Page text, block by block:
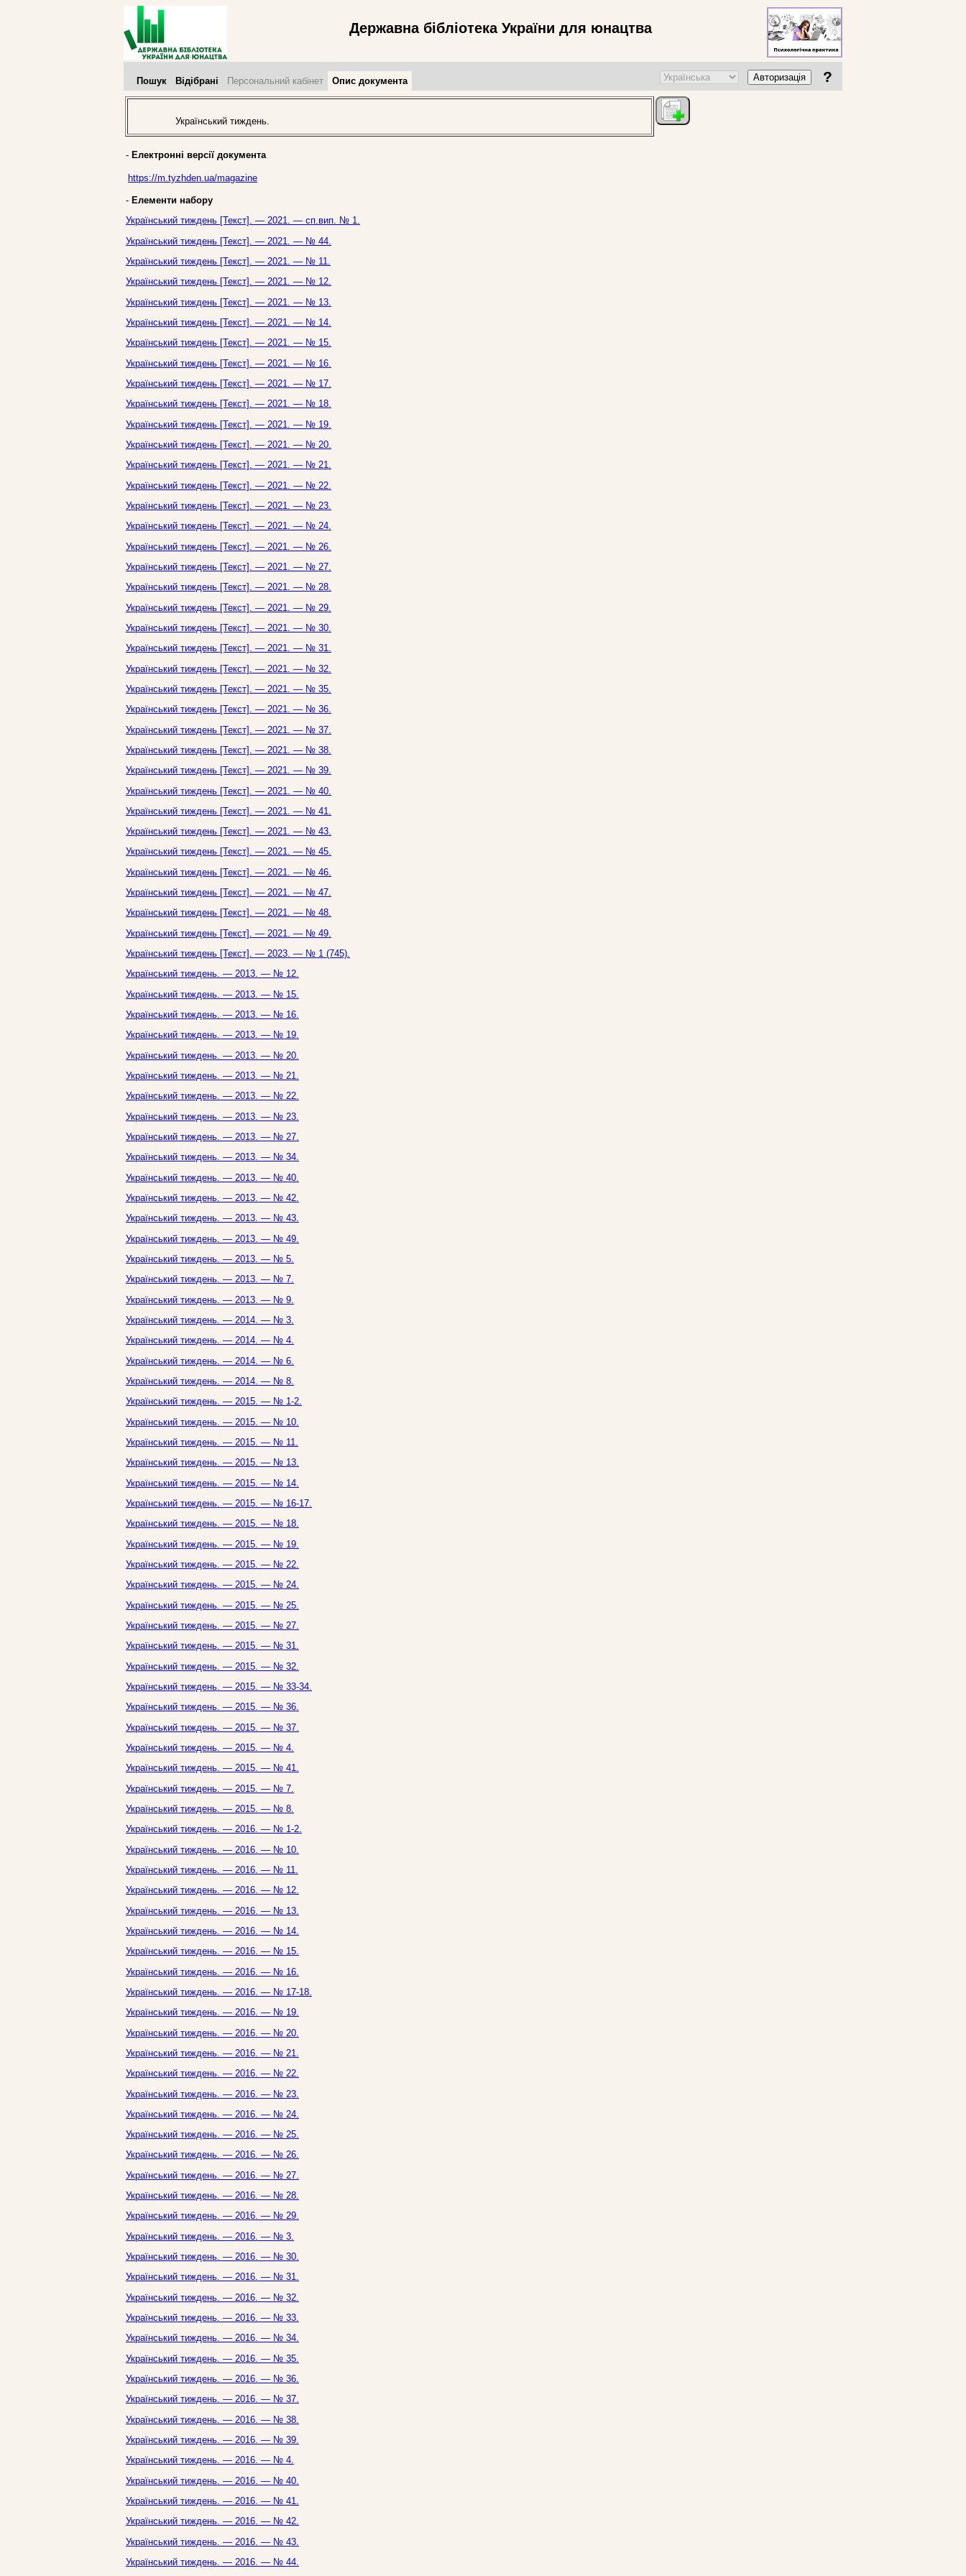
Державна бібліотека України для юнацтва
Пошук Відібрані Персональний кабінет Опис документа Авторизація ?
Український тиждень.
- Електронні версії документа
https://m.tyzhden.ua/magazine
- Елементи набору
Український тиждень [Текст]. — 2021. — сп.вип. № 1.
Український тиждень [Текст]. — 2021. — № 44.
Український тиждень [Текст]. — 2021. — № 11.
Український тиждень [Текст]. — 2021. — № 12.
Український тиждень [Текст]. — 2021. — № 13.
Український тиждень [Текст]. — 2021. — № 14.
Український тиждень [Текст]. — 2021. — № 15.
Український тиждень [Текст]. — 2021. — № 16.
Український тиждень [Текст]. — 2021. — № 17.
Український тиждень [Текст]. — 2021. — № 18.
Український тиждень [Текст]. — 2021. — № 19.
Український тиждень [Текст]. — 2021. — № 20.
Український тиждень [Текст]. — 2021. — № 21.
Український тиждень [Текст]. — 2021. — № 22.
Український тиждень [Текст]. — 2021. — № 23.
Український тиждень [Текст]. — 2021. — № 24.
Український тиждень [Текст]. — 2021. — № 26.
Український тиждень [Текст]. — 2021. — № 27.
Український тиждень [Текст]. — 2021. — № 28.
Український тиждень [Текст]. — 2021. — № 29.
Український тиждень [Текст]. — 2021. — № 30.
Український тиждень [Текст]. — 2021. — № 31.
Український тиждень [Текст]. — 2021. — № 32.
Український тиждень [Текст]. — 2021. — № 35.
Український тиждень [Текст]. — 2021. — № 36.
Український тиждень [Текст]. — 2021. — № 37.
Український тиждень [Текст]. — 2021. — № 38.
Український тиждень [Текст]. — 2021. — № 39.
Український тиждень [Текст]. — 2021. — № 40.
Український тиждень [Текст]. — 2021. — № 41.
Український тиждень [Текст]. — 2021. — № 43.
Український тиждень [Текст]. — 2021. — № 45.
Український тиждень [Текст]. — 2021. — № 46.
Український тиждень [Текст]. — 2021. — № 47.
Український тиждень [Текст]. — 2021. — № 48.
Український тиждень [Текст]. — 2021. — № 49.
Український тиждень [Текст]. — 2023. — № 1 (745).
Український тиждень. — 2013. — № 12.
Український тиждень. — 2013. — № 15.
Український тиждень. — 2013. — № 16.
Український тиждень. — 2013. — № 19.
Український тиждень. — 2013. — № 20.
Український тиждень. — 2013. — № 21.
Український тиждень. — 2013. — № 22.
Український тиждень. — 2013. — № 23.
Український тиждень. — 2013. — № 27.
Український тиждень. — 2013. — № 34.
Український тиждень. — 2013. — № 40.
Український тиждень. — 2013. — № 42.
Український тиждень. — 2013. — № 43.
Український тиждень. — 2013. — № 49.
Український тиждень. — 2013. — № 5.
Український тиждень. — 2013. — № 7.
Український тиждень. — 2013. — № 9.
Український тиждень. — 2014. — № 3.
Український тиждень. — 2014. — № 4.
Український тиждень. — 2014. — № 6.
Український тиждень. — 2014. — № 8.
Український тиждень. — 2015. — № 1-2.
Український тиждень. — 2015. — № 10.
Український тиждень. — 2015. — № 11.
Український тиждень. — 2015. — № 13.
Український тиждень. — 2015. — № 14.
Український тиждень. — 2015. — № 16-17.
Український тиждень. — 2015. — № 18.
Український тиждень. — 2015. — № 19.
Український тиждень. — 2015. — № 22.
Український тиждень. — 2015. — № 24.
Український тиждень. — 2015. — № 25.
Український тиждень. — 2015. — № 27.
Український тиждень. — 2015. — № 31.
Український тиждень. — 2015. — № 32.
Український тиждень. — 2015. — № 33-34.
Український тиждень. — 2015. — № 36.
Український тиждень. — 2015. — № 37.
Український тиждень. — 2015. — № 4.
Український тиждень. — 2015. — № 41.
Український тиждень. — 2015. — № 7.
Український тиждень. — 2015. — № 8.
Український тиждень. — 2016. — № 1-2.
Український тиждень. — 2016. — № 10.
Український тиждень. — 2016. — № 11.
Український тиждень. — 2016. — № 12.
Український тиждень. — 2016. — № 13.
Український тиждень. — 2016. — № 14.
Український тиждень. — 2016. — № 15.
Український тиждень. — 2016. — № 16.
Український тиждень. — 2016. — № 17-18.
Український тиждень. — 2016. — № 19.
Український тиждень. — 2016. — № 20.
Український тиждень. — 2016. — № 21.
Український тиждень. — 2016. — № 22.
Український тиждень. — 2016. — № 23.
Український тиждень. — 2016. — № 24.
Український тиждень. — 2016. — № 25.
Український тиждень. — 2016. — № 26.
Український тиждень. — 2016. — № 27.
Український тиждень. — 2016. — № 28.
Український тиждень. — 2016. — № 29.
Український тиждень. — 2016. — № 3.
Український тиждень. — 2016. — № 30.
Український тиждень. — 2016. — № 31.
Український тиждень. — 2016. — № 32.
Український тиждень. — 2016. — № 33.
Український тиждень. — 2016. — № 34.
Український тиждень. — 2016. — № 35.
Український тиждень. — 2016. — № 36.
Український тиждень. — 2016. — № 37.
Український тиждень. — 2016. — № 38.
Український тиждень. — 2016. — № 39.
Український тиждень. — 2016. — № 4.
Український тиждень. — 2016. — № 40.
Український тиждень. — 2016. — № 41.
Український тиждень. — 2016. — № 42.
Український тиждень. — 2016. — № 43.
Український тиждень. — 2016. — № 44.